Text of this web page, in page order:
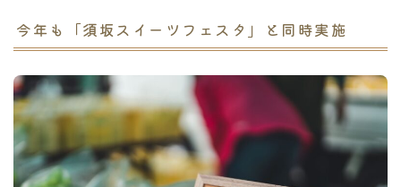
今年も「須坂スイーツフェスタ」と同時実施